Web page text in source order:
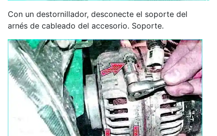
Con un destornillador, desconecte el soporte del
arnés de cableado del accesorio. Soporte.